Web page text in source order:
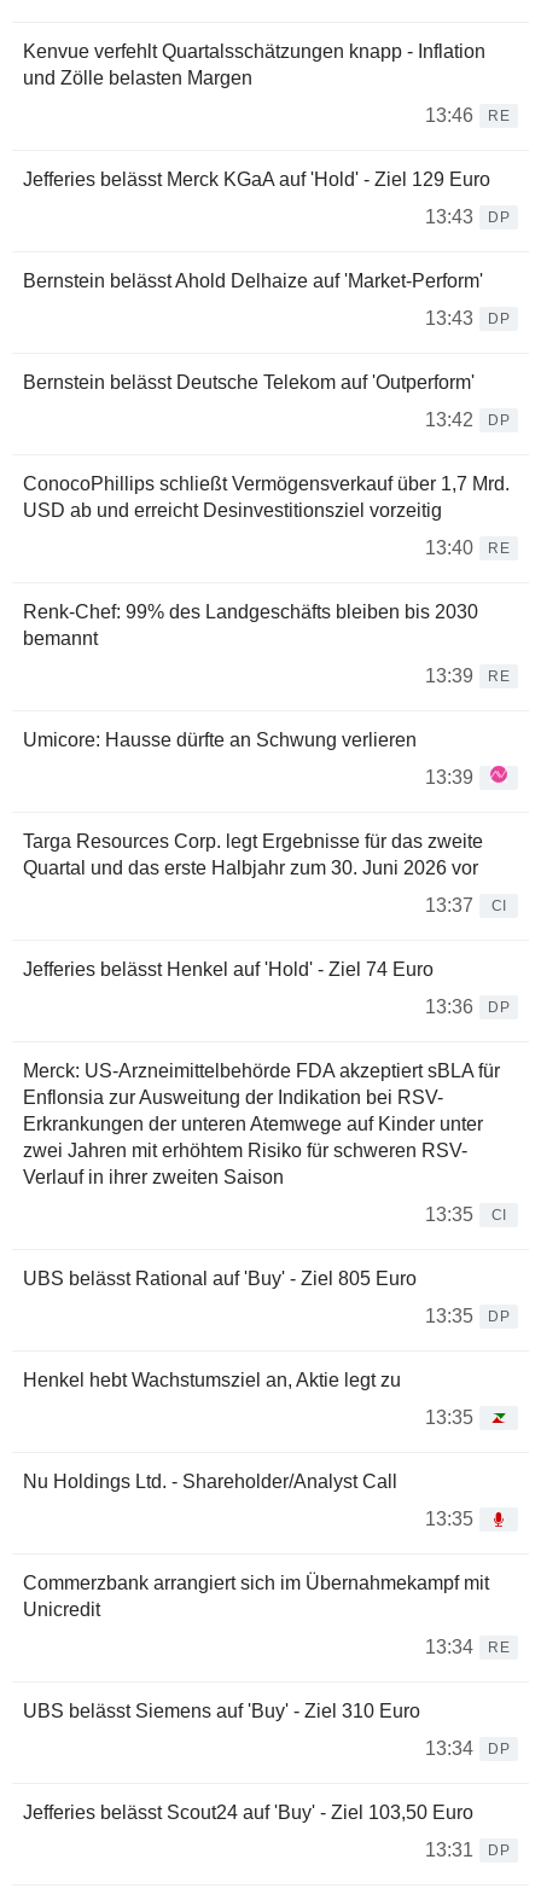
Kenvue verfehlt Quartalsschätzungen knapp - Inflation
und Zölle belasten Margen
13:46
RE
Jefferies belässt Merck KGaA auf 'Hold' - Ziel 129 Euro
13:43
DP
Bernstein belässt Ahold Delhaize auf 'Market-Perform'
13:43
DP
Bernstein belässt Deutsche Telekom auf 'Outperform'
13:42
DP
ConocoPhillips schließt Vermögensverkauf über 1,7 Mrd.
USD ab und erreicht Desinvestitionsziel vorzeitig
13:40
RE
Renk-Chef: 99% des Landgeschäfts bleiben bis 2030
bemannt
13:39
RE
Umicore: Hausse dürfte an Schwung verlieren
13:39
Targa Resources Corp. legt Ergebnisse für das zweite
Quartal und das erste Halbjahr zum 30. Juni 2026 vor
13:37
CI
Jefferies belässt Henkel auf 'Hold' - Ziel 74 Euro
13:36
DP
Merck: US-Arzneimittelbehörde FDA akzeptiert sBLA für
Enflonsia zur Ausweitung der Indikation bei RSV-
Erkrankungen der unteren Atemwege auf Kinder unter
zwei Jahren mit erhöhtem Risiko für schweren RSV-
Verlauf in ihrer zweiten Saison
13:35
CI
UBS belässt Rational auf 'Buy' - Ziel 805 Euro
13:35
DP
Henkel hebt Wachstumsziel an, Aktie legt zu
13:35
Nu Holdings Ltd. - Shareholder/Analyst Call
13:35
Commerzbank arrangiert sich im Übernahmekampf mit
Unicredit
13:34
RE
UBS belässt Siemens auf 'Buy' - Ziel 310 Euro
13:34
DP
Jefferies belässt Scout24 auf 'Buy' - Ziel 103,50 Euro
13:31
DP